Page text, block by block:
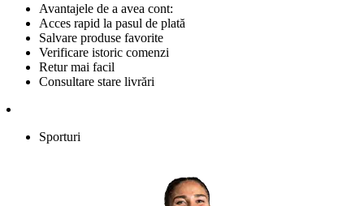
Avantajele de a avea cont:
Acces rapid la pasul de plată
Salvare produse favorite
Verificare istoric comenzi
Retur mai facil
Consultare stare livrări
Sporturi